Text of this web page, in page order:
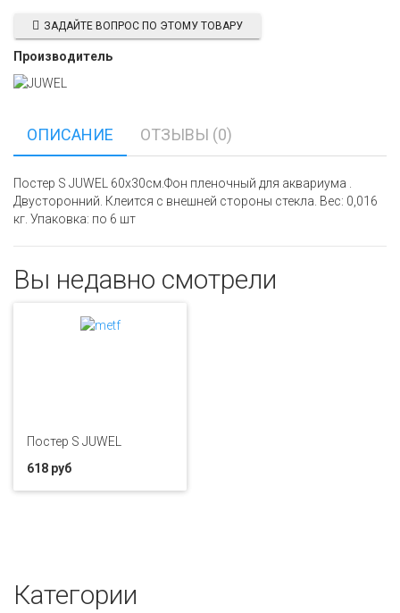
ЗАДАЙТЕ ВОПРОС ПО ЭТОМУ ТОВАРУ
Производитель
ОПИСАНИЕ ОТЗЫВЫ (0)
Постер S JUWEL 60х30см.Фон пленочный для аквариума .
Двусторонний. Клеится с внешней стороны стекла. Вес: 0,016
кг. Упаковка: по 6 шт
Вы недавно смотрели
Постер S JUWEL
618 руб
Категории